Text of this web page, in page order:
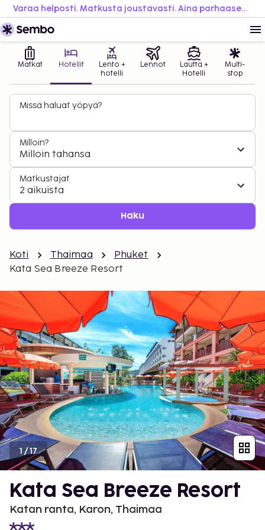
Varaa helposti. Matkusta joustavasti. Aina parhaaseen hintaan.
Matkat Hotellit
Lento +
hotelli
Lennot
Lautta +
Hotelli
Multi-
stop
Missä haluat yöpyä?
Milloin?
Milloin tahansa
Matkustajat
2 aikuista
Haku
Koti Thaimaa
Phuket
Kata Sea Breeze Resort
1 /17
Kata Sea Breeze Resort
Katan ranta, Karon, Thaimaa